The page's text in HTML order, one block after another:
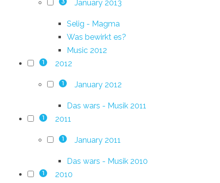
3 January 2013
Selig - Magma
Was bewirkt es?
Music 2012
1 2012
1 January 2012
Das wars - Musik 2011
1 2011
1 January 2011
Das wars - Musik 2010
1 2010